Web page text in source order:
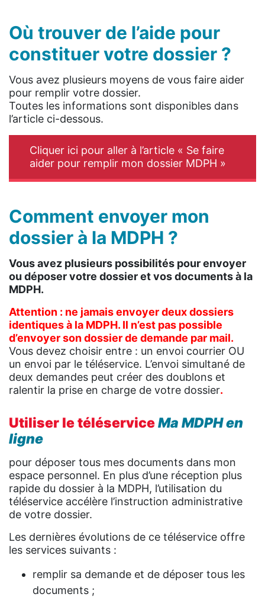
Où trouver de l’aide pour
constituer votre dossier ?
Vous avez plusieurs moyens de vous faire aider
pour remplir votre dossier.
Toutes les informations sont disponibles dans
l’article ci-dessous.
Cliquer ici pour aller à l’article « Se faire
aider pour remplir mon dossier MDPH »
Comment envoyer mon
dossier à la MDPH ?
Vous avez plusieurs possibilités pour envoyer
ou déposer votre dossier et vos documents à la
MDPH.
Attention : ne jamais envoyer deux dossiers
identiques à la MDPH. Il n’est pas possible
d’envoyer son dossier de demande par mail.
Vous devez choisir entre : un envoi courrier OU
un envoi par le téléservice. L’envoi simultané de
deux demandes peut créer des doublons et
ralentir la prise en charge de votre dossier.
Utiliser le téléserviceMa MDPH en
ligne
pour déposer tous mes documents dans mon
espace personnel. En plus d’une réception plus
rapide du dossier à la MDPH, l’utilisation du
téléservice accélère l’instruction administrative
de votre dossier.
Les dernières évolutions de ce téléservice offre
les services suivants :
remplir sa demande et de déposer tous les
documents ;